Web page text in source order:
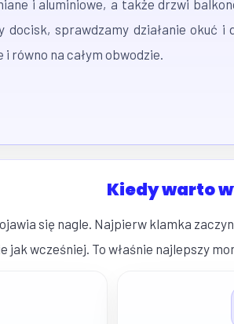
i aluminiowe, a także drzwi
docisk, sprawdzamy działanie okuć
równo na całym obwodzie.
Kiedy warto
się nagle. Najpierw klamka
jak wcześniej. To właśnie najlepszy